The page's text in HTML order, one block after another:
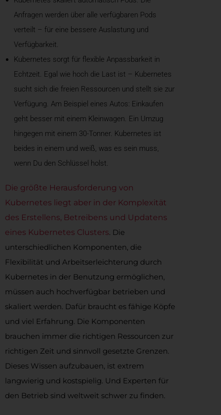
Anfragen werden über alle verfügbaren Pods
verteilt – für eine bessere Auslastung und
Verfügbarkeit.
Kubernetes sorgt für flexible Anpassbarkeit in
Echtzeit. Egal wie hoch die Last ist – Kubernetes
sucht sich die freien Ressourcen und stellt sie zur
Verfügung. Am Beispiel eines Autos: Einkaufen
geht besser mit einem Kleinwagen. Ein Umzug
hingegen mit einem 30-Tonner. Kubernetes ist
beides in einem und weiß, was es sein muss,
wenn Du den Schlüssel holst.
Die größte Herausforderung von
Kubernetes liegt aber in der Komplexität
des Erstellens, Betreibens und Updatens
eines Kubernetes Clusters. Die
unterschiedlichen Komponenten, die
Flexibilität und Arbeitserleichterung durch
Kubernetes in der Benutzung ermöglichen,
müssen auch hochverfügbar betrieben und
skaliert werden. Dafür braucht es fähige Köpfe
und viel Erfahrung. Die Komponenten
brauchen immer die richtigen Ressourcen zur
richtigen Zeit und sinnvoll gesetzte Grenzen.
Dieses Wissen aufzubauen, ist extrem
langwierig und kostspielig. Und Experten für
den Betrieb sind weltweit schwer zu finden.